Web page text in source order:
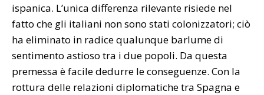
ispanica. L’unica differenza rilevante risiede nel
fatto che gli italiani non sono stati colonizzatori; ciò
ha eliminato in radice qualunque barlume di
sentimento astioso tra i due popoli. Da questa
premessa è facile dedurre le conseguenze. Con la
rottura delle relazioni diplomatiche tra Spagna e